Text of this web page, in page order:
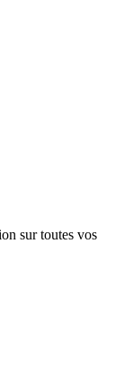
sur toutes vos